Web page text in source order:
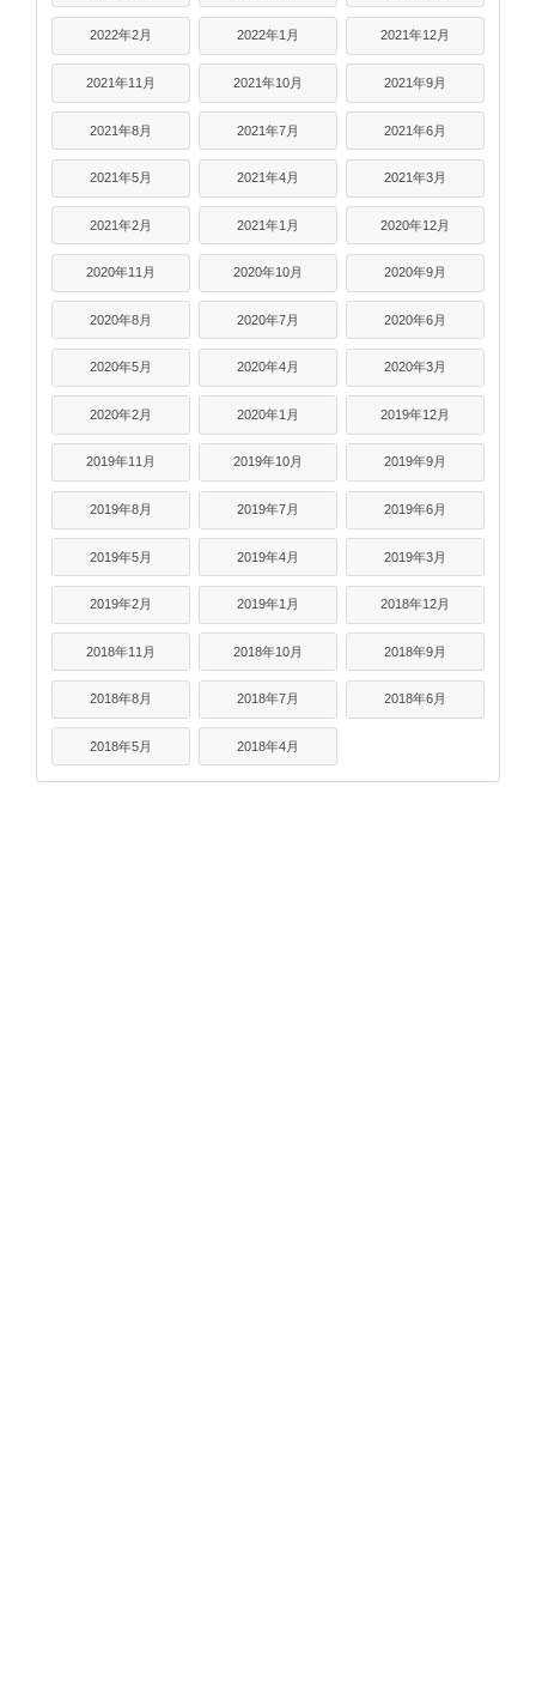
2022年2月 2022年1月 2021年12月
2021年11月 2021年10月 2021年9月
2021年8月 2021年7月 2021年6月
2021年5月 2021年4月 2021年3月
2021年2月 2021年1月 2020年12月
2020年11月 2020年10月 2020年9月
2020年8月 2020年7月 2020年6月
2020年5月 2020年4月 2020年3月
2020年2月 2020年1月 2019年12月
2019年11月 2019年10月 2019年9月
2019年8月 2019年7月 2019年6月
2019年5月 2019年4月 2019年3月
2019年2月 2019年1月 2018年12月
2018年11月 2018年10月 2018年9月
2018年8月 2018年7月 2018年6月
2018年5月 2018年4月